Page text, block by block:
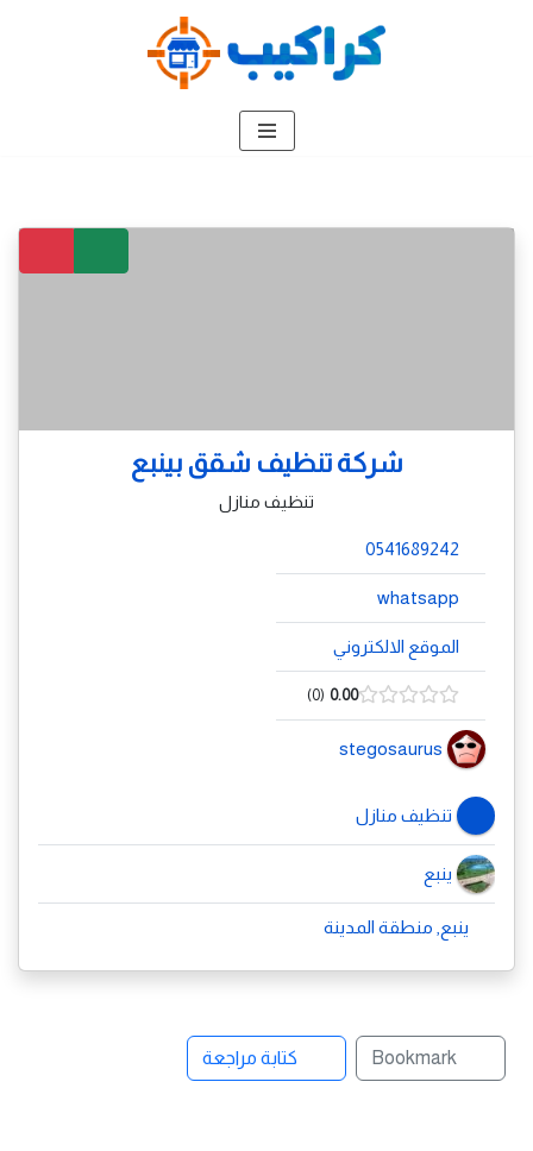
شركة تنظيف شقق بينبع
تنظيف منازل
0541689242
whatsapp
الموقع الالكتروني
0.00
0
stegosaurus
تنظيف منازل
ينبع
ينبع, منطقة المدينة
Bookmark كتابة مراجعة